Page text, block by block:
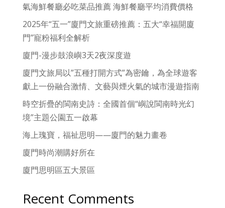
氣海鮮餐廳必吃菜品推薦 海鮮餐廳平均消費價格
2025年“五一”廈門文旅重磅推薦：五大“幸福開廈
門”寵粉福利全解析
廈門-漫步鼓浪嶼3天2夜深度遊
廈門文旅局以”五種打開方式”為密鑰，為全球遊客
獻上一份融合激情、文藝與煙火氣的城市漫遊指南
時空折疊的閩南史詩：全國首個“嶼說閩南時光幻
境”主題公園五一啟幕
海上瑰寶，福祉思明——廈門的魅力畫卷
廈門時尚潮購好所在
廈門思明區五大景區
Recent Comments